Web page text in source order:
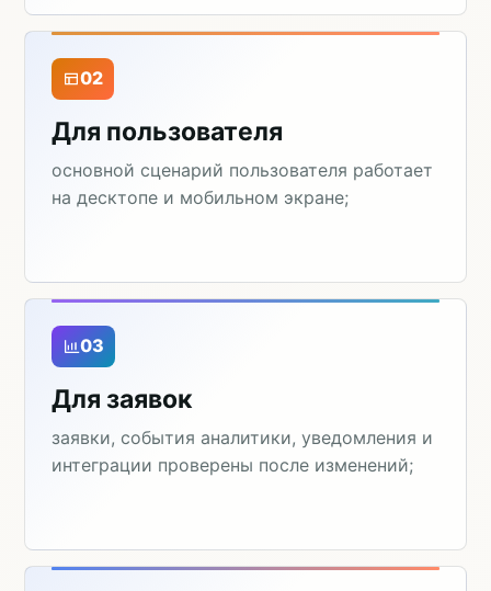
02
Для пользователя
основной сценарий пользователя работает
на десктопе и мобильном экране;
03
Для заявок
заявки, события аналитики, уведомления и
интеграции проверены после изменений;